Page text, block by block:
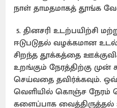
நாள் தாமதமாகத் தூங்க
5. தினசரி உடற்பயிற்சி
ஈடுபடுதல் வழக்கமான
சிறந்த தூக்கத்தை
உறங்கும் நேரத்திற்கு முன்
செய்வதை தவிர்க்கவும்.
வெளியில் கொஞ்ச நேரம்
களைப்பாக வைத்திருத்தல்